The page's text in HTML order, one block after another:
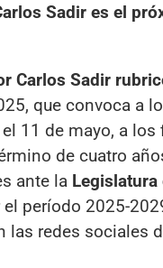
Sadir es el
Carlos Sadir
que convoca a
11 de mayo, a los
de cuatro
ante la Legislatura
el período 2025-
las redes sociales